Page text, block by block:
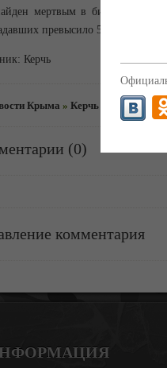
мертвым в библиотеке.
превысило 50 человек.
Керчь
Крыма » Керчь 2
(0)
комментария